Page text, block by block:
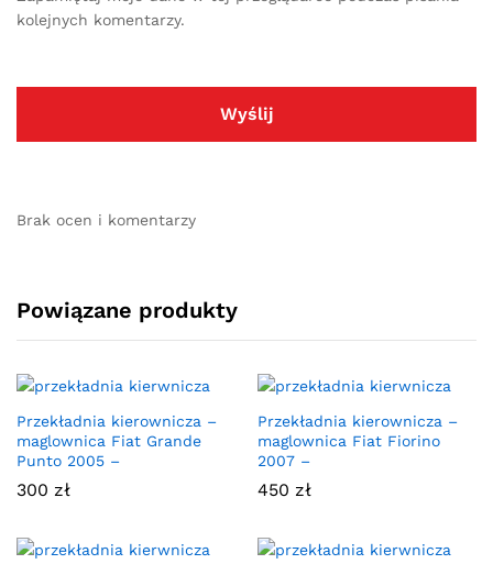
kolejnych komentarzy.
Brak ocen i komentarzy
Powiązane produkty
Przekładnia kierownicza –
maglownica Fiat Grande
Punto 2005 –
300 zł
Przekładnia kierownicza –
maglownica Fiat Fiorino
2007 –
450 zł